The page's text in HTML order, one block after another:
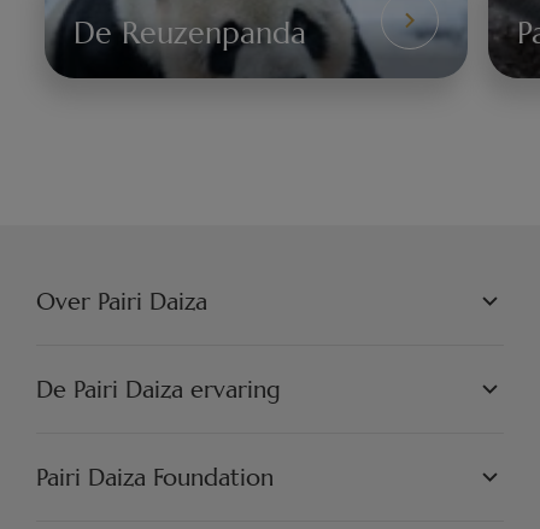
De
Reuzenpanda
De Reuzenpanda
Over Pairi Daiza
FILOSOFIE
JOBS
ARTISTIEK
De Pairi Daiza ervaring
PAIRI DAIZA ERVARINGEN
PAIRI DAIZA RESORT
Pairi Daiza Foundation